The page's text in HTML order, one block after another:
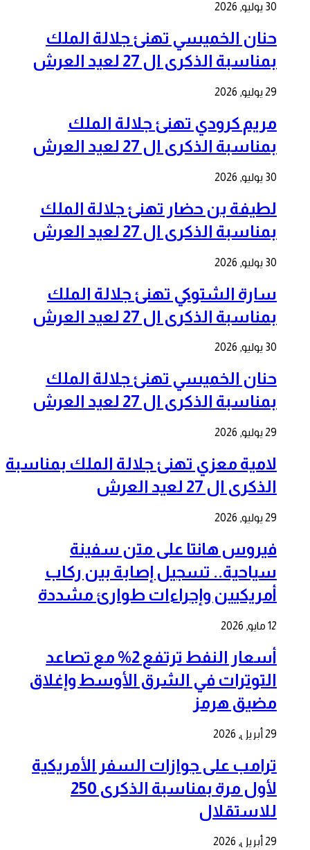
30 يوليو, 2026
حنان الخميسي تهنئ جلالة الملك
بمناسبة الذكرى ال 27 لعيد العرش
29 يوليو, 2026
مريم كرودي تهنئ جلالة الملك
بمناسبة الذكرى ال 27 لعيد العرش
30 يوليو, 2026
لطيفة بن حضار تهنئ جلالة الملك
بمناسبة الذكرى ال 27 لعيد العرش
30 يوليو, 2026
سارة الشتوكي تهنئ جلالة الملك
بمناسبة الذكرى ال 27 لعيد العرش
30 يوليو, 2026
حنان الخميسي تهنئ جلالة الملك
بمناسبة الذكرى ال 27 لعيد العرش
29 يوليو, 2026
لامية معزي تهنئ جلالة الملك بمناسبة
الذكرى ال 27 لعيد العرش
29 يوليو, 2026
فيروس هانتا على متن سفينة
سياحية.. تسجيل إصابة بين ركاب
أمريكيين وإجراءات طوارئ مشددة
12 مايو, 2026
أسعار النفط ترتفع 2% مع تصاعد
التوترات في الشرق الأوسط وإغلاق
مضيق هرمز
29 أبريل, 2026
ترامب على جوازات السفر الأمريكية
لأول مرة بمناسبة الذكرى 250
للاستقلال
29 أبريل, 2026